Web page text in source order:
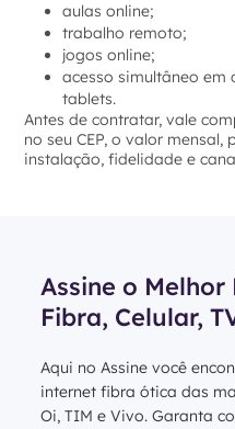
aulas online;
trabalho remoto;
jogos online;
acesso simultâneo em
tablets.
Antes de contratar, vale
no seu CEP, o valor
instalação, fidelidade e
Assine o
Fibra, Celular,
Aqui no Assine você
internet fibra ótica das
Oi, TIM e Vivo. Garanta